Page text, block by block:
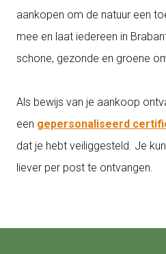
aankopen om de natuur een
mee en laat iedereen in
schone, gezonde en groene
Als bewijs van je aankoop
een gepersonaliseerd
dat je hebt veiliggesteld. Je
liever per post te ontvangen.